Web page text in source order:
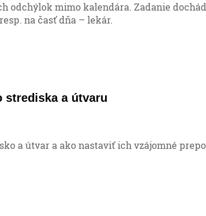
odchýlok mimo kalendára. Zadanie
na časť dňa – lekár.
strediska a útvaru
a útvar a ako nastaviť ich vzájomné